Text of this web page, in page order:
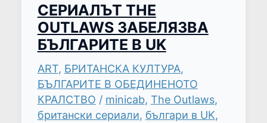
СЕРИАЛЪТ THE
OUTLAWS ЗАБЕЛЯЗВА
БЪЛГАРИТЕ В UK
ART, БРИТАНСКА КУЛТУРА,
БЪЛГАРИТЕ В ОБЕДИНЕНОТО
КРАЛСТВО / minicab, The Outlaws,
британски сериали, българи в UK,